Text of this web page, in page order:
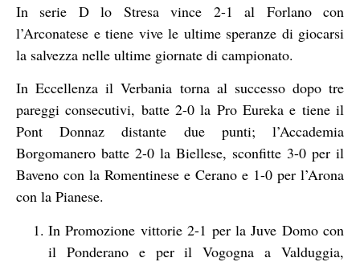
In serie D lo Stresa vince 2-1 al Forlano con
l’Arconatese e tiene vive le ultime speranze di giocarsi
la salvezza nelle ultime giornate di campionato.
In Eccellenza il Verbania torna al successo dopo tre
pareggi consecutivi, batte 2-0 la Pro Eureka e tiene il
Pont Donnaz distante due punti; l’Accademia
Borgomanero batte 2-0 la Biellese, sconfitte 3-0 per il
Baveno con la Romentinese e Cerano e 1-0 per l’Arona
con la Pianese.
In Promozione vittorie 2-1 per la Juve Domo con
il Ponderano e per il Vogogna a Valduggia,